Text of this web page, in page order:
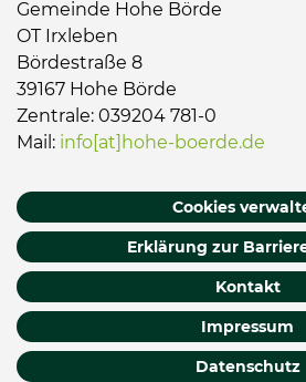
Gemeinde Hohe Börde
OT Irxleben
Bördestraße 8
39167 Hohe Börde
Zentrale: 039204 781-0
Mail: info[at]hohe-boerde.de
Cookies
Erklärung zur
Kontakt
Impressum
Datenschutz